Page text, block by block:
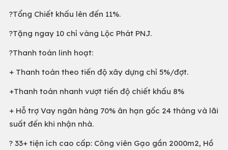
?Tổng Chiết khấu lên đến 11%.
?Tặng ngay 10 chỉ vàng Lộc Phát PNJ.
?Thanh toán linh hoạt:
+ Thanh toán theo tiến độ xây dựng chỉ 5%/đợt.
+Thanh toán nhanh vượt tiến độ chiết khấu 8%
+ Hỗ trợ Vay ngân hàng 70% ân hạn gốc 24 tháng và lãi
suất đến khi nhận nhà.
? 33+ tiện ích cao cấp: Công viên Gạo gần 2000m2, Hồ